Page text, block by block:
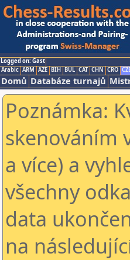
Logged on: Gast
Arabic ARM AZE BIH BUL CAT CHN CRO
Domů Databáze turnajů
Poznámka:
skenováním
a více) a
všechny
data
na